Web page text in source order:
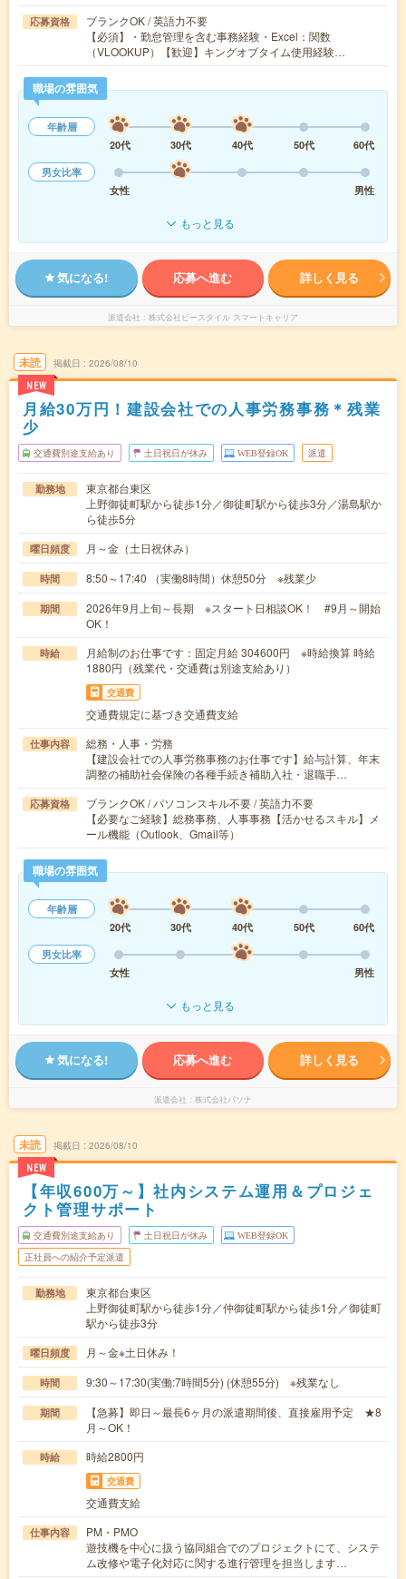
応募資格
ブランクOK / 英語力不要
【必須】・勤怠管理を含む事務経験・Excel：関数
（VLOOKUP）【歓迎】キングオブタイム使用経験…
職場の雰囲気
年齢層
20代
30代 40代 50代
60代
男女比率
女性
男性
もっと見る
気になる! 応募へ進む 詳しく見る
派遣会社 株式会社ビースタイル スマートキャリア
未読
NEW
掲載日 2026/08/10
月給30万円！建設会社での人事労務事務＊残業
少
交通費別途支給あり 土日祝日が休み WEB登録OK 派遣
勤務地
東京都台東区
上野御徒町駅から徒歩1分／御徒町駅から徒歩3分／湯島駅か
ら徒歩5分
曜日頻度 月～金（土日祝休み）
時間 8:50～17:40 （実働8時間）休憩50分 ※残業少
期間
2026年9月上旬～長期 ※スタート日相談OK！ #9月～開始
OK！
時給
月給制のお仕事です：固定月給 304600円 ※時給換算 時給
1880円（残業代・交通費は別途支給あり）
交通費
交通費規定に基づき交通費支給
仕事内容
総務・人事・労務
【建設会社での人事労務事務のお仕事です】給与計算、年末
調整の補助社会保険の各種手続き補助入社・退職手…
応募資格
ブランクOK / パソコンスキル不要 / 英語力不要
【必要なご経験】総務事務、人事事務【活かせるスキル】メ
ール機能（Outlook、Gmail等）
職場の雰囲気
年齢層
20代
30代 40代 50代
60代
男女比率
女性
男性
もっと見る
気になる! 応募へ進む 詳しく見る
派遣会社 株式会社パソナ
未読
NEW
掲載日 2026/08/10
【年収600万～】社内システム運用＆プロジェ
クト管理サポート
交通費別途支給あり 土日祝日が休み WEB登録OK
正社員への紹介予定派遣
勤務地
東京都台東区
上野御徒町駅から徒歩1分／仲御徒町駅から徒歩1分／御徒町
駅から徒歩3分
曜日頻度 月～金※土日休み！
時間 9:30～17:30(実働:7時間5分) (休憩55分) ※残業なし
期間
【急募】即日～最長6ヶ月の派遣期間後、直接雇用予定 ★8
月～OK！
時給 時給2800円
交通費
交通費支給
仕事内容
PM・PMO
遊技機を中心に扱う協同組合でのプロジェクトにて、システ
ム改修や電子化対応に関する進行管理を担当します…